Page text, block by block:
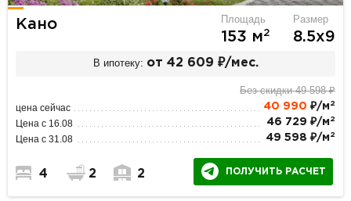
Кано Площадь
153 м2
Размер
8.5х9
В ипотеку: от 42 609 ₽/мес.
Без скидки 49 598 ₽
цена сейчас 40 990 ₽/м 2
Цена с 16.08 46 729 ₽/м 2
Цена с 31.08 49 598 ₽/м 2
4 2 2 ПОЛУЧИТЬ РАСЧЕТ